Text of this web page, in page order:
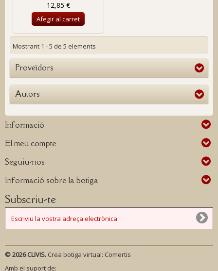
12,85 €
Afegir al carret
Mostrant 1 - 5 de 5 elements
Proveïdors
Autors
Informació
El meu compte
Seguiu-nos
Informació sobre la botiga
Subscriu-te
© 2026 CLIVIS. Crea botiga virtual: Comertis
Amb el suport de: